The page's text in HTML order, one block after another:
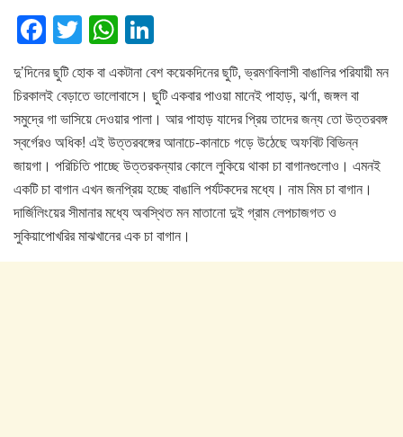
F
a
c
e
b
o
o
k
T
wi
tt
er
W
h
at
s
A
p
p
n
k
e
dI
n
দু’দিনের ছুটি হোক বা একটানা বেশ কয়েকদিনের ছুটি, ভ্রমণবিলাসী বাঙালির পরিযায়ী মন
চিরকালই বেড়াতে ভালোবাসে। ছুটি একবার পাওয়া মানেই পাহাড়, ঝর্ণা, জঙ্গল বা
সমুদ্রে গা ভাসিয়ে দেওয়ার পালা। আর পাহাড় যাদের প্রিয় তাদের জন্য তো উত্তরবঙ্গ
স্বর্গেরও অধিক! এই উত্তরবঙ্গের আনাচে-কানাচে গড়ে উঠেছে অফবিট বিভিন্ন
জায়গা। পরিচিতি পাচ্ছে উত্তরকন্যার কোলে লুকিয়ে থাকা চা বাগানগুলোও। এমনই
একটি চা বাগান এখন জনপ্রিয় হচ্ছে বাঙালি পর্যটকদের মধ্যে। নাম মিম চা বাগান।
দার্জিলিংয়ের সীমানার মধ্যে অবস্থিত মন মাতানো দুই গ্রাম লেপচাজগত ও
সুকিয়াপোখরির মাঝখানের এক চা বাগান।